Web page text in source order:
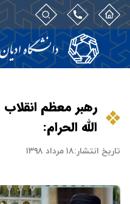
رهبر معظم انقلاب
الله الحرام:
تاریخ انتشار:۱۸ مرداد ۱۳۹۸